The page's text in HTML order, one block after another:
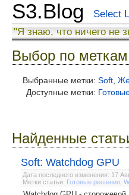
S3.Blog Select
"Я знаю, что ничего не
Выбор по меткам
Выбранные метки: Soft
Доступные метки:
Найденные
Soft: Watchdog GPU
Дата последнего изменения: 17
Метки статьи: Готовые решения